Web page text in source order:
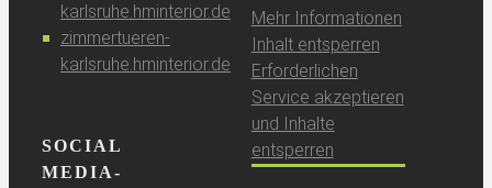
karlsruhe.hminterior.de
zimmertueren-
karlsruhe.hminterior.de
SOCIAL
MEDIA-
Mehr Informationen
Inhalt entsperren
Erforderlichen
Service akzeptieren
und Inhalte
entsperren